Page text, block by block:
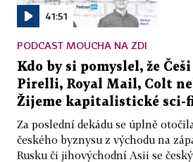
41:51
PODCAST MOUCHA NA ZDI
Kdo by si pomyslel, že
Pirelli, Royal Mail, Colt
Žijeme kapitalistické sci-
Za poslední dekádu se úplně
českého byznysu z východu na
Rusku či jihovýchodní Asii se